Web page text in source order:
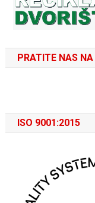
PRATITE NAS
ISO 9001:2015